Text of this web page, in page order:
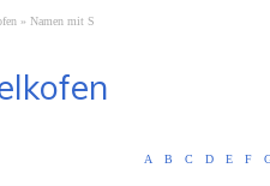
Namen mit S
A B C D E F